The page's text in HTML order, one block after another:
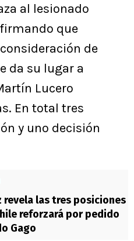
al lesionado
que
de
da su lugar a
Lucero
En total tres
y uno decisión
revela las tres posiciones
reforzará por pedido
Gago